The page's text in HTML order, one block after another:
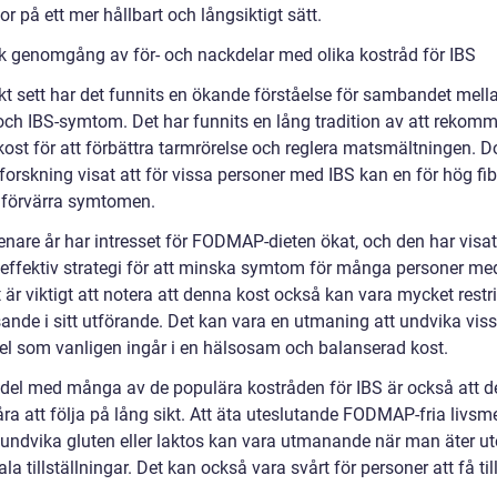
på ett mer hållbart och långsiktigt sätt.
genomgång av för- och nackdelar med olika kostråd för IBS
sett har det funnits en ökande förståelse för sambandet
IBS-symtom. Det har funnits en lång tradition av att
för att förbättra tarmrörelse och reglera matsmältningen.
visat att för vissa personer med IBS kan en för hög
symtomen.
år har intresset för FODMAP-dieten ökat, och den har
strategi för att minska symtom för många personer
är viktigt att notera att denna kost också kan vara mycket
i sitt utförande. Det kan vara en utmaning att undvika
som vanligen ingår i en hälsosam och balanserad kost.
med många av de populära kostråden för IBS är också att
att följa på lång sikt. Att äta uteslutande FODMAP-fria
gluten eller laktos kan vara utmanande när man äter
tillställningar. Det kan också vara svårt för personer att få